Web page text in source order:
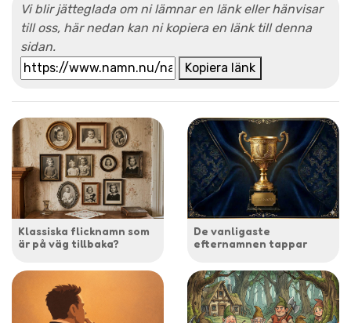
Vi blir jätteglada om ni lämnar en länk eller hänvisar
till oss, här nedan kan ni kopiera en länk till denna
sidan.
Kopiera länk
Klassiska flicknamn som
är på väg tillbaka?
De vanligaste
efternamnen tappar